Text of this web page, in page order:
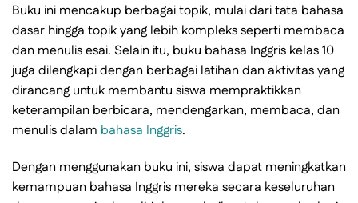
Buku ini mencakup berbagai topik, mulai dari tata bahasa
dasar hingga topik yang lebih kompleks seperti membaca
dan menulis esai. Selain itu, buku bahasa Inggris kelas 10
juga dilengkapi dengan berbagai latihan dan aktivitas yang
dirancang untuk membantu siswa mempraktikkan
keterampilan berbicara, mendengarkan, membaca, dan
menulis dalam bahasa Inggris.
Dengan menggunakan buku ini, siswa dapat meningkatkan
kemampuan bahasa Inggris mereka secara keseluruhan